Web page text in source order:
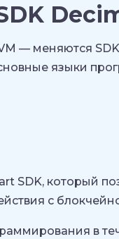
— меняются
языки
SDK, который
с
в